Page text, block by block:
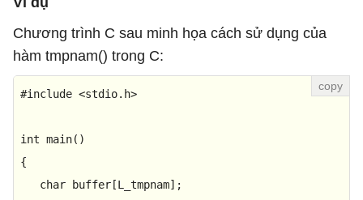
Chương trình C sau minh họa cách sử dụng của
hàm tmpnam() trong C:
#include <stdio.h>
int main()
{
char buffer[L_tmpnam];